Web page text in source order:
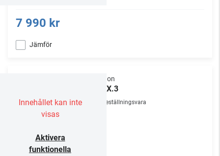
7 990 kr
Jämför
Innehållet kan inte
visas
Aktivera
funktionella
Canton
Pro X.3
Beställningsvara